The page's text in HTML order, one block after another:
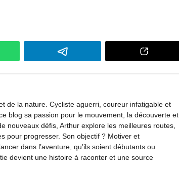
de la nature. Cycliste aguerri, coureur infatigable et
blog sa passion pour le mouvement, la découverte et
nouveaux défis, Arthur explore les meilleures routes,
pour progresser. Son objectif ? Motiver et
dans l’aventure, qu’ils soient débutants ou
devient une histoire à raconter et une source